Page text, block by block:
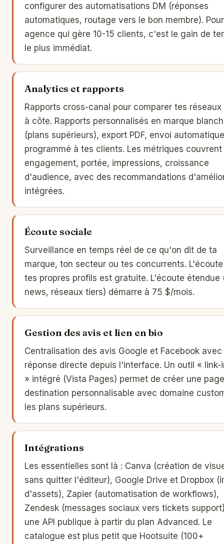
configurer des automatisations DM (réponses
automatiques, routage vers le bon membre).
agence qui gère 10-15 clients, c'est le gain de
le plus immédiat.
Analytics et rapports
Rapports cross-canal pour comparer tes
à côte. Rapports personnalisés en marque
(plans supérieurs), export PDF, envoi automatique
programmé à tes clients. Les métriques couvrent
engagement, portée, impressions, croissance
d'audience, avec des recommandations
intégrées.
Écoute sociale
Surveillance en temps réel de ce qu'on dit de ta
marque, ton secteur ou tes concurrents.
tes propres profils est gratuite. L'écoute étendue
news, réseaux tiers) démarre à 75 $/mois.
Gestion des avis et lien en bio
Centralisation des avis Google et Facebook avec
réponse directe depuis l'interface. Un outil « link-
» intégré (Vista Pages) permet de créer une
destination personnalisable avec domaine
les plans supérieurs.
Intégrations
Les essentielles sont là : Canva (création de
sans quitter l'éditeur), Google Drive et Dropbox
d'assets), Zapier (automatisation de workflows),
Zendesk (messages sociaux vers tickets
une API publique à partir du plan Advanced. Le
catalogue est plus petit que Hootsuite (100+